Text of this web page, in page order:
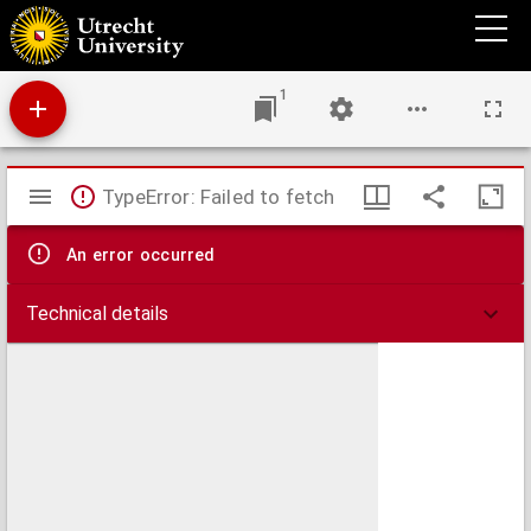
De nieuwe constitutie van Z. H. den Paus Leo XIII, gevolgd van de nieuwe formulen,
door Z. H. voorgeschreven, ten gebruike der Leden van de Derde Orde van den H.
Franciscus
1
Mirador
viewer
TypeError: Failed to fetch
An error occurred
Technical details